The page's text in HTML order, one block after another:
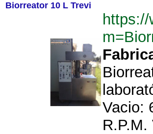
Biorreator 10 L Trevi
Vacio: